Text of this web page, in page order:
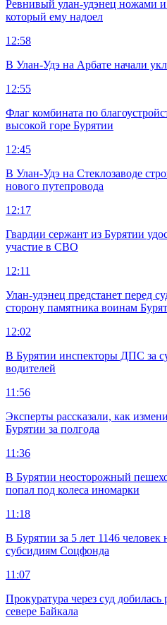
Ревнивый улан-удэнец ножами и
который ему надоел
12:58
В Улан-Удэ на Арбате начали
12:55
Флаг комбината по
высокой горе Бурятии
12:45
В Улан-Удэ на Стеклозаводе
нового путепровода
12:17
Гвардии сержант из Бурятии
участие в СВО
12:11
Улан-удэнец предстанет перед
сторону памятника воинам
12:02
В Бурятии инспекторы ДПС за
водителей
11:56
Эксперты рассказали, как
Бурятии за полгода
11:36
В Бурятии неосторожный
попал под колеса иномарки
11:18
В Бурятии за 5 лет 1146 человек
субсидиям Соцфонда
11:07
Прокуратура через суд
севере Байкала